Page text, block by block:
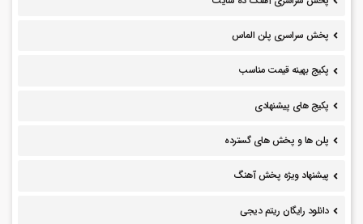
پخش سراسری پلن الماس
پکیج بهینه قیمت مناسب
پکیج های پیشنهادی
پلن ها و پخش های گسترده
پیشنهاد ویژه پخش آهنگ
دانلود رایگان ریتم دیجی